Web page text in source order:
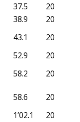
37.5
20
38.9
20
43.1
20
52.9
20
58.2 20
58.6
20
1’02.1
20